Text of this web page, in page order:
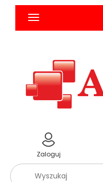
Zaloguj